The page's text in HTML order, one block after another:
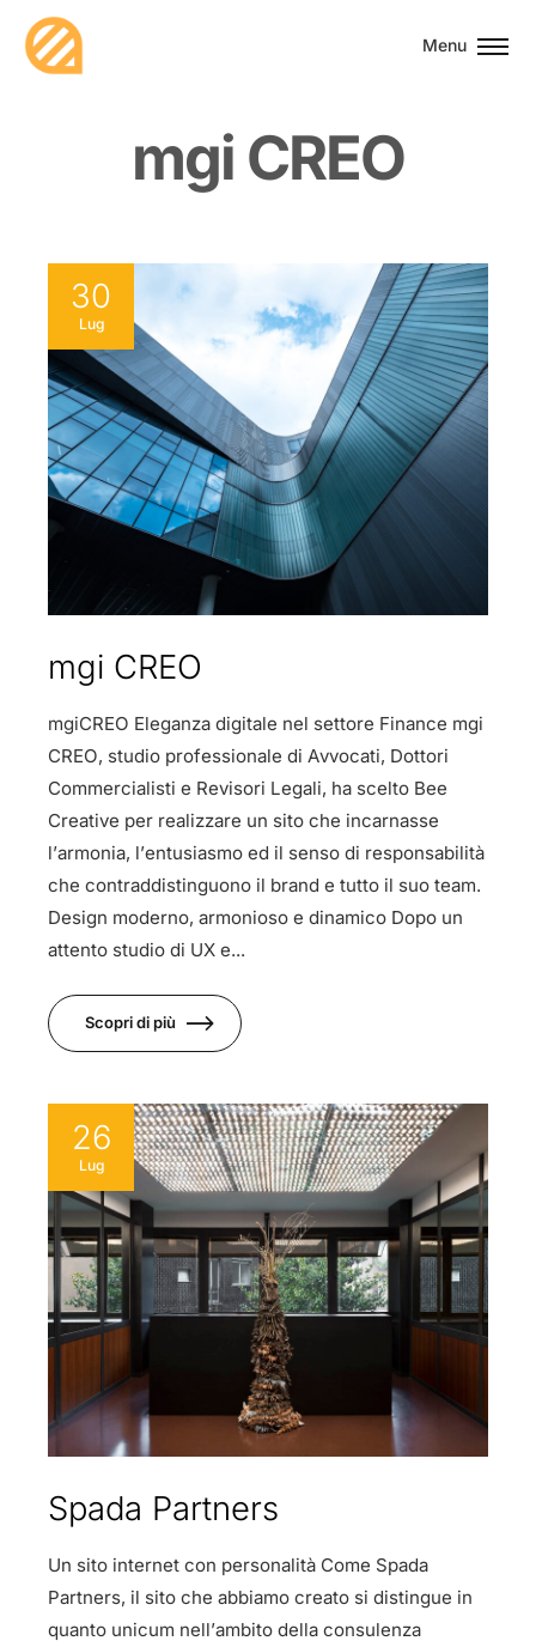
Menu
mgi CREO
30
Lug
mgi CREO
mgiCREO Eleganza digitale nel settore Finance mgi
CREO, studio professionale di Avvocati, Dottori
Commercialisti e Revisori Legali, ha scelto Bee
Creative per realizzare un sito che incarnasse
l’armonia, l’entusiasmo ed il senso di responsabilità
che contraddistinguono il brand e tutto il suo team.
Design moderno, armonioso e dinamico Dopo un
attento studio di UX e...
Scopri di più
26
Lug
Spada Partners
Un sito internet con personalità Come Spada
Partners, il sito che abbiamo creato si distingue in
quanto unicum nell’ambito della consulenza